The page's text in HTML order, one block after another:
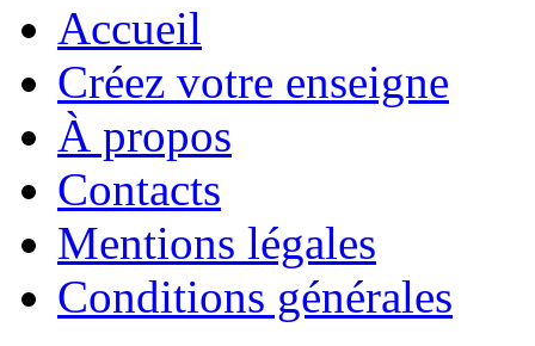
Accueil
Créez votre enseigne
À propos
Contacts
Mentions légales
Conditions générales